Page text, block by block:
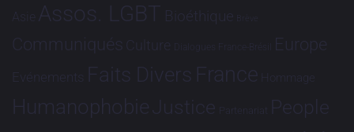
Asie Assos. LGBT Bioéthique Brève
Communiqués Culture Dialogues France-Brésil Europe
Evénements Faits Divers France Hommage
HumanophobieJustice Partenariat People